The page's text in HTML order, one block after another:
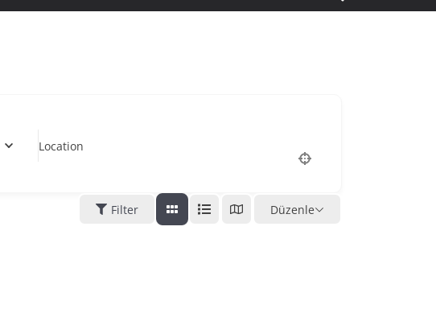
Location
Filter Düzenle